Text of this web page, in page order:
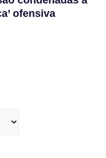
ofensiva